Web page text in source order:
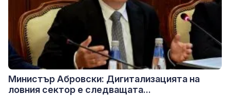
Министър Абровски: Дигитализацията на
ловния сектор е следващата...